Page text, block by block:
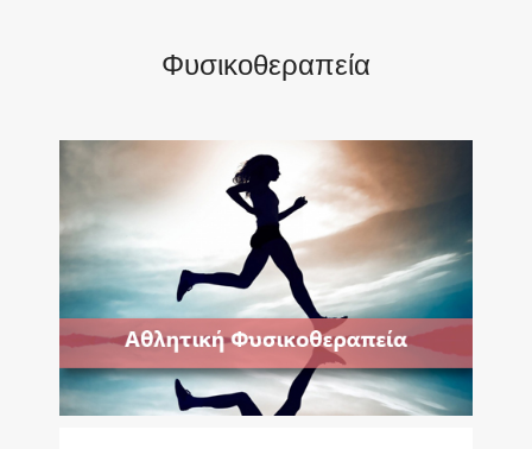
Φυσικοθεραπεία